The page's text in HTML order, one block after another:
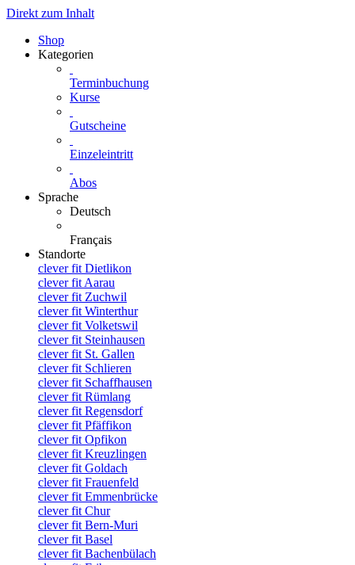
Direkt zum Inhalt
Shop
Kategorien
Terminbuchung
Kurse
Gutscheine
Einzeleintritt
Abos
Sprache
Deutsch
Français
Standorte
clever fit Dietlikon
clever fit Aarau
clever fit Zuchwil
clever fit Winterthur
clever fit Volketswil
clever fit Steinhausen
clever fit St. Gallen
clever fit Schlieren
clever fit Schaffhausen
clever fit Rümlang
clever fit Regensdorf
clever fit Pfäffikon
clever fit Opfikon
clever fit Kreuzlingen
clever fit Goldach
clever fit Frauenfeld
clever fit Emmenbrücke
clever fit Chur
clever fit Bern-Muri
clever fit Basel
clever fit Bachenbülach